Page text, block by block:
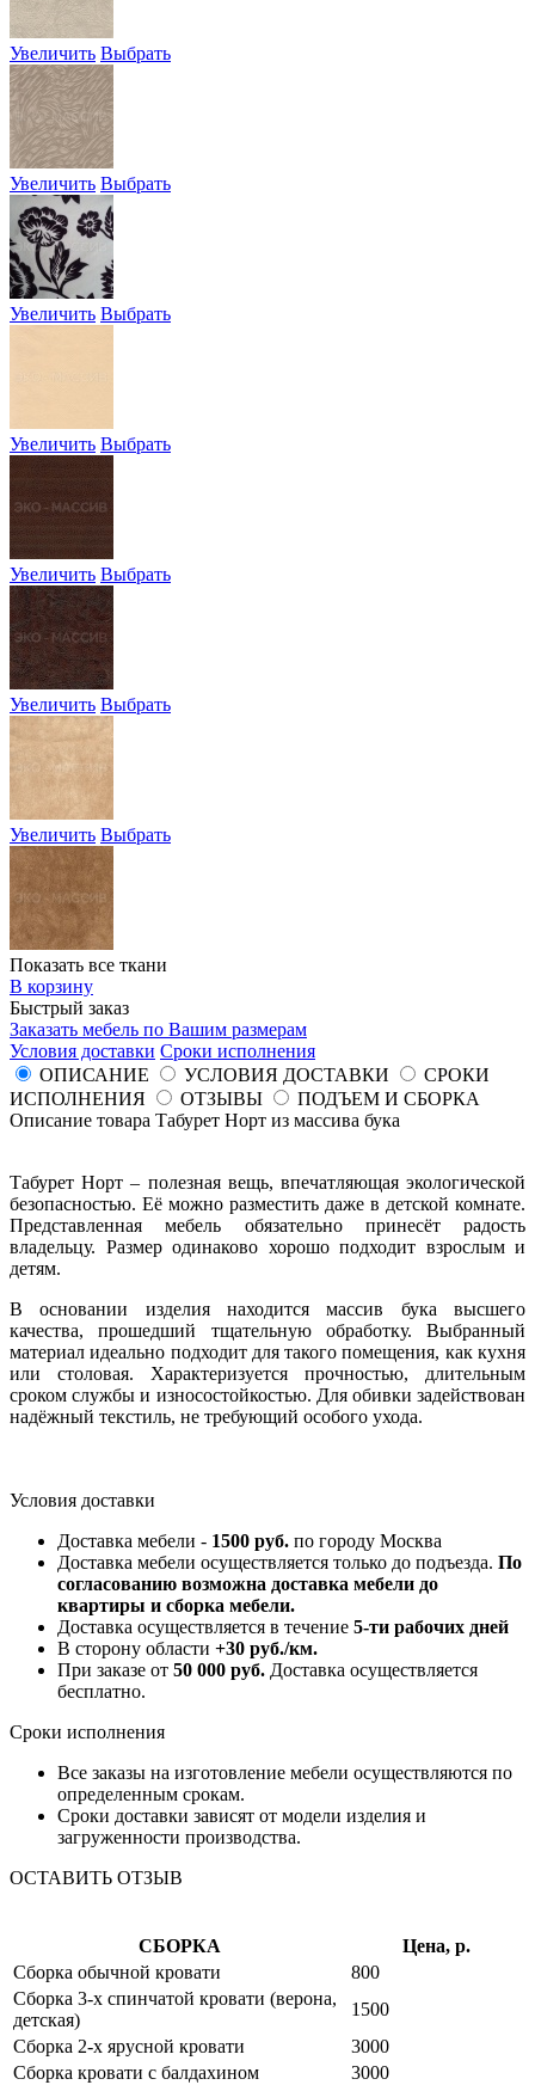
Увеличить Выбрать
Увеличить Выбрать
Увеличить Выбрать
Увеличить Выбрать
Увеличить Выбрать
Увеличить Выбрать
Увеличить Выбрать
Показать все ткани
В корзину
Быстрый заказ
Заказать мебель по Вашим размерам
Условия доставки Сроки исполнения
ОПИСАНИЕ
УСЛОВИЯ ДОСТАВКИ
СРОКИ
ИСПОЛНЕНИЯ
ОТЗЫВЫ
ПОДЪЕМ И СБОРКА
Описание товара Табурет Норт из массива бука
Табурет Норт – полезная вещь, впечатляющая экологической
безопасностью. Её можно разместить даже в детской комнате.
Представленная мебель обязательно принесёт радость
владельцу. Размер одинаково хорошо подходит взрослым и
детям.
В основании изделия находится массив бука высшего
качества, прошедший тщательную обработку. Выбранный
материал идеально подходит для такого помещения, как кухня
или столовая. Характеризуется прочностью, длительным
сроком службы и износостойкостью. Для обивки задействован
надёжный текстиль, не требующий особого ухода.
Условия доставки
Доставка мебели - 1500 руб. по городу Москва
Доставка мебели осуществляется только до подъезда. По
согласованию возможна доставка мебели до
квартиры и сборка мебели.
Доставка осуществляется в течение 5-ти рабочих дней
В сторону области +30 руб./км.
При заказе от 50 000 руб. Доставка осуществляется
бесплатно.
Сроки исполнения
Все заказы на изготовление мебели осуществляются по
определенным срокам.
Сроки доставки зависят от модели изделия и
загруженности производства.
ОСТАВИТЬ ОТЗЫВ
СБОРКА
Цена, р.
Сборка обычной кровати
800
Сборка 3-х спинчатой кровати (верона,
детская)
1500
Сборка 2-х ярусной кровати
3000
Сборка кровати с балдахином
3000